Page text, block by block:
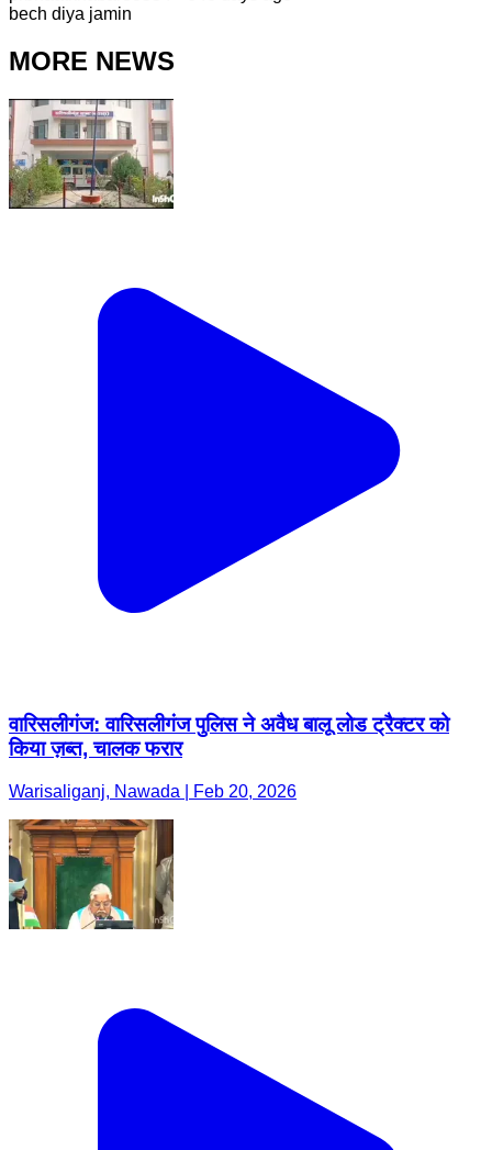
bech diya jamin
MORE NEWS
वारिसलीगंज: वारिसलीगंज पुलिस ने अवैध बालू लोड ट्रैक्टर को
किया ज़ब्त, चालक फरार
Warisaliganj, Nawada | Feb 20, 2026